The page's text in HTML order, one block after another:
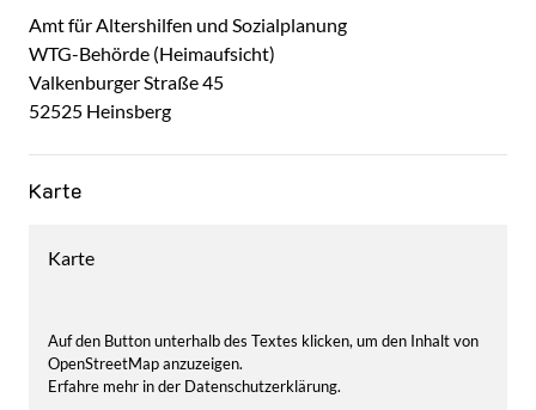
Amt für Altershilfen und Sozialplanung
WTG-Behörde (Heimaufsicht)
Valkenburger Straße45
52525 Heinsberg
Karte
Karte
Auf den Button unterhalb des Textes klicken, um den Inhalt von
OpenStreetMap anzuzeigen.
Erfahre mehr in der Datenschutzerklärung.